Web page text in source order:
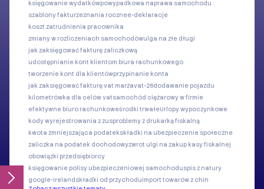
księgowanie wydatkówpowypadkowa naprawa samochodu
szablony fakturzeznania rocznee-deklaracje
koszt zatrudnienia pracownika
zmiany w rozliczeniach samochodówulga na złe długi
jak zaksięgować fakturę zaliczkową
udostępnianie kont klientom biura rachunkowego
tworzenie kont dla klientówprzypinanie konta
jak zaksięgować fakturę vat marżavat-26dodawanie pojazdu
kilometrówka dla celów vatsamochód ciężarowy w firmie
efektywne biuro rachunkoweśrodki trwałeUrlopy wypoczynkowe
kody wyrejestrowania z zusproblemy z drukarką fiskalną
kwota zmniejszająca podatekskładki na ubezpieczenie społeczne
zaliczka na podatek dochodowyzwrot ulgi na zakup kasy fiskalnej
obowiązki przedsiębiorcy
księgowanie polisy ubezpieczeniowej samochoduspis z natury
google-ireland składki od przychoduimport towarów z chin